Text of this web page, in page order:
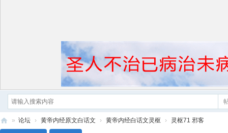
» 论坛 › 黄帝内经原文白话文 › 黄帝内经白话文灵枢 › 灵枢71 邪客